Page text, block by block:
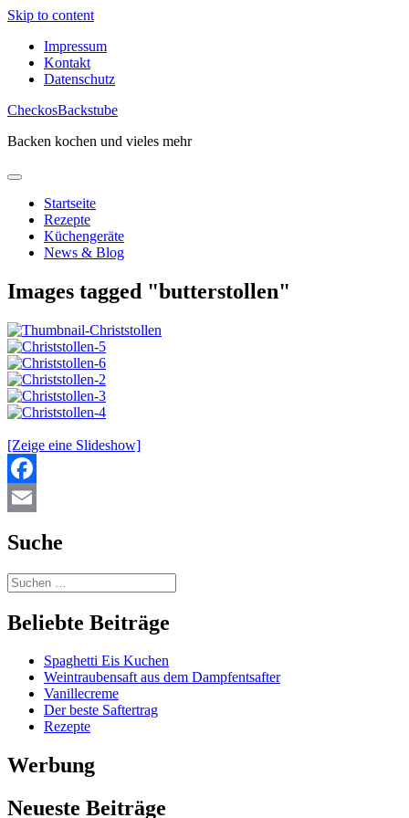
Skip to content
Impressum
Kontakt
Datenschutz
CheckosBackstube
Backen kochen und vieles mehr
Startseite
Rezepte
Küchengeräte
News & Blog
Images tagged "butterstollen"
[Zeige eine Slideshow]
Facebook
Suche
Beliebte Beiträge
Spaghetti Eis Kuchen
Weintraubensaft aus dem Dampfentsafter
Vanillecreme
Der beste Saftertrag
Rezepte
Werbung
Neueste Beiträge